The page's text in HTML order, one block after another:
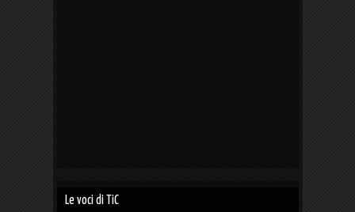
Le voci di TiC